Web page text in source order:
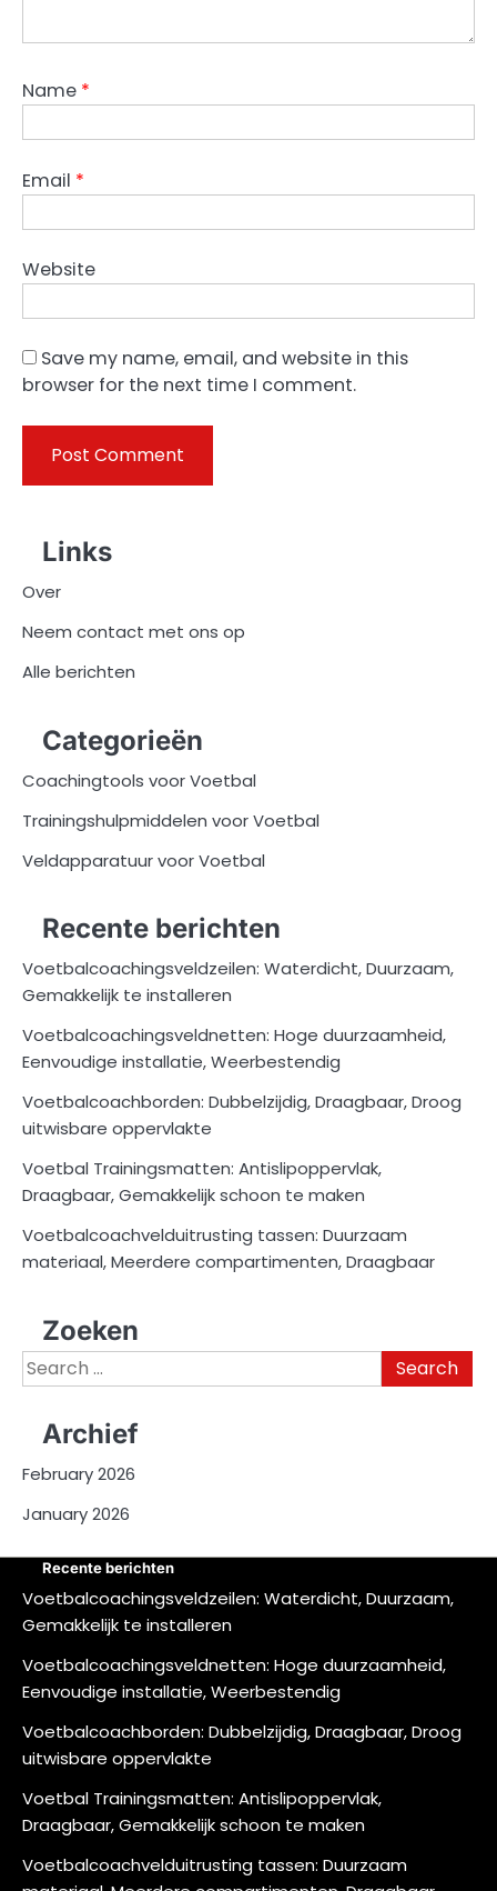
Name *
Email *
Website
Save my name, email, and website in this
browser for the next time I comment.
Links
Over
Neem contact met ons op
Alle berichten
Categorieën
Coachingtools voor Voetbal
Trainingshulpmiddelen voor Voetbal
Veldapparatuur voor Voetbal
Recente berichten
Voetbalcoachingsveldzeilen: Waterdicht, Duurzaam,
Gemakkelijk te installeren
Voetbalcoachingsveldnetten: Hoge duurzaamheid,
Eenvoudige installatie, Weerbestendig
Voetbalcoachborden: Dubbelzijdig, Draagbaar, Droog
uitwisbare oppervlakte
Voetbal Trainingsmatten: Antislipoppervlak,
Draagbaar, Gemakkelijk schoon te maken
Voetbalcoachvelduitrusting tassen: Duurzaam
materiaal, Meerdere compartimenten, Draagbaar
Zoeken
Search
for:
Archief
February 2026
January 2026
Recente berichten
Voetbalcoachingsveldzeilen: Waterdicht, Duurzaam,
Gemakkelijk te installeren
Voetbalcoachingsveldnetten: Hoge duurzaamheid,
Eenvoudige installatie, Weerbestendig
Voetbalcoachborden: Dubbelzijdig, Draagbaar, Droog
uitwisbare oppervlakte
Voetbal Trainingsmatten: Antislipoppervlak,
Draagbaar, Gemakkelijk schoon te maken
Voetbalcoachvelduitrusting tassen: Duurzaam